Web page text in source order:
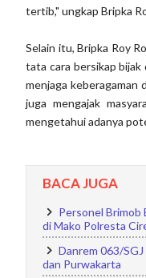
tertib," ungkap Bripka
Selain itu, Bripka Roy
tata cara bersikap
menjaga keberagaman
juga mengajak
mengetahui adanya
BACA JUGA
Personel Brimob
di Mako Polresta
Danrem 063/
dan Purwakarta